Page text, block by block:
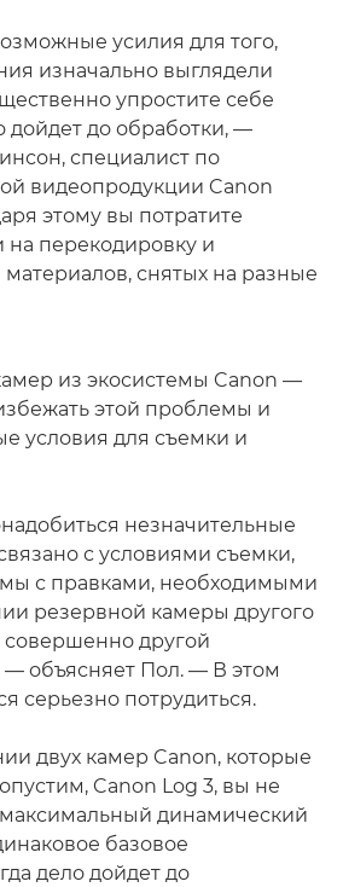
усилия для того,
изначально выглядели
упростите себе
дойдет до обработки, —
специалист по
видеопродукции Canon
этому вы потратите
перекодировку и
снятых на разные
из экосистемы Canon —
этой проблемы и
условия для съемки и
незначительные
с условиями съемки,
с правками, необходимыми
резервной камеры другого
совершенно другой
— объясняет Пол. — В этом
серьезно потрудиться.
двух камер Canon, которые
Canon Log 3, вы не
максимальный динамический
базовое
дело дойдет до